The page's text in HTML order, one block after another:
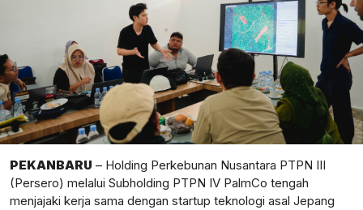
PEKANBARU – Holding Perkebunan Nusantara PTPN III
(Persero) melalui Subholding PTPN IV PalmCo tengah
menjajaki kerja sama dengan startup teknologi asal Jepang